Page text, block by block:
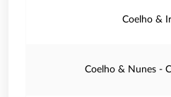
Coelho &
Coelho & Nunes -